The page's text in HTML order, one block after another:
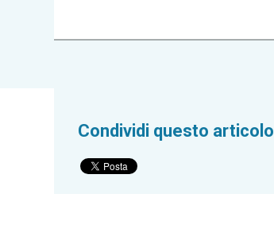
Condividi questo articolo